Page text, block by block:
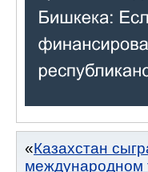
Казахстан
международном